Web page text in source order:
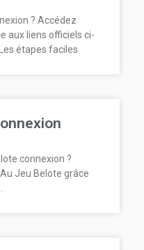
? Accédez
aux liens officiels ci-
étapes faciles
connexion ?
Jeu Belote grâce